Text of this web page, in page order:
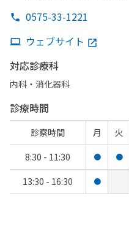
0575-33-1221
ウェブサイト
対応診療科
内科・​消化器科
診療時間
診察時間 月 火
8:30 - 11:30
● ●
13:30 - 16:30 ●